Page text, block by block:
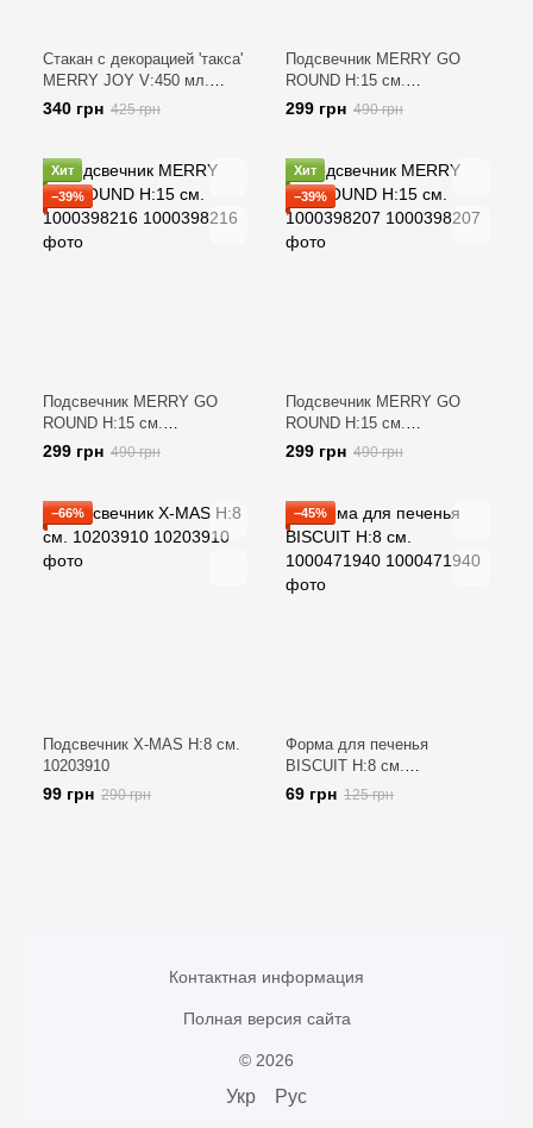
Стакан с декорацией 'такса'
MERRY JOY V:450 мл.
1000440468
340 грн 425 грн
Подсвечник MERRY GO
ROUND H:15 см.
1000398206
299 грн 490 грн
Хит
−39%
Подсвечник MERRY GO
ROUND H:15 см.
1000398216
299 грн 490 грн
Хит
−39%
Подсвечник MERRY GO
ROUND H:15 см.
1000398207
299 грн 490 грн
−66%
Подсвечник X-MAS H:8 см.
10203910
99 грн 290 грн
−45%
Форма для печенья
BISCUIT H:8 см.
1000471940
69 грн 125 грн
Контактная информация
Полная версия сайта
© 2026
Укр Рус